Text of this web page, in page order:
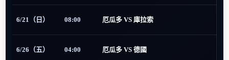
6/21（日） 08:00 厄瓜多 VS 庫拉索
6/26（五） 04:00 厄瓜多 VS 德國